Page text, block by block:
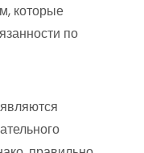
которые
по